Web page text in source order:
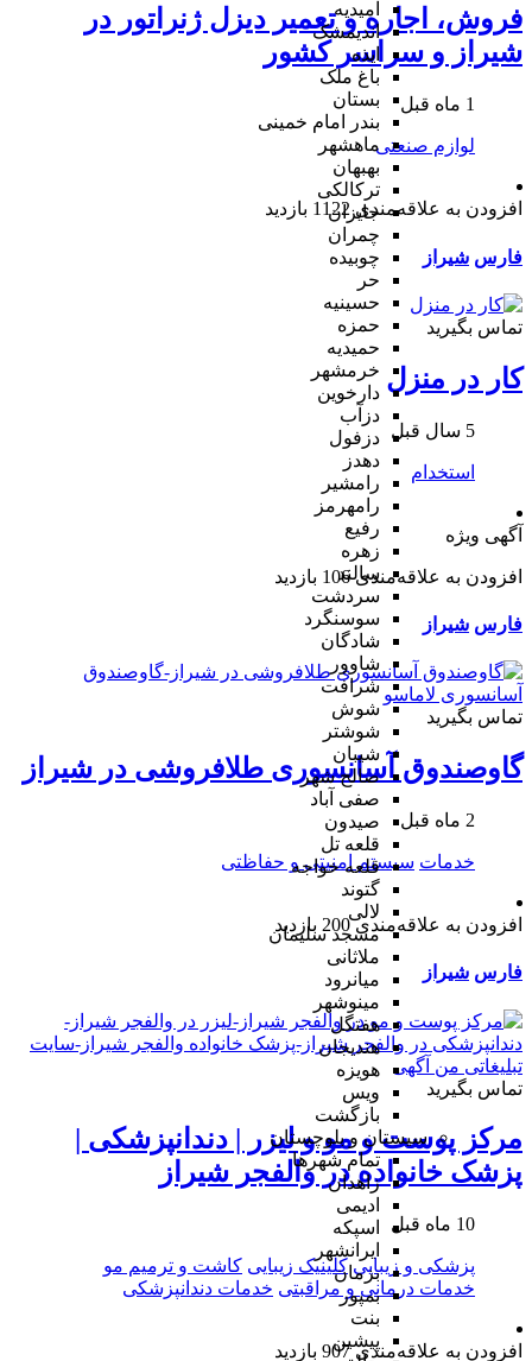
امیدیه
اندیمشک
ایذه
باغ ملک
بستان
بندر امام خمینی
ماهشهر
بهبهان
ترکالکی
جایزان
چمران
چوبیده
حر
حسینیه
حمزه
حمیدیه
خرمشهر
دارخوین
دزآب
دزفول
دهدز
رامشیر
رامهرمز
رفیع
زهره
سالند
سردشت
سوسنگرد
شادگان
شاوور
شرافت
شوش
شوشتر
شیبان
صالح شهر
صفی آباد
صیدون
قلعه تل
قلعه خواجه
گتوند
لالی
مسجد سلیمان
ملاثانی
میانرود
مینوشهر
هفتگل
هندیجان
هویزه
ویس
بازگشت
سیستان و بلوچستان
تمام شهر‌ها
زاهدان
ادیمی
اسپکه
ایرانشهر
بزمان
بمپور
بنت
پیشین
فروش، اجاره و تعمیر دیزل ژنراتور در
شیراز و سراسر کشور
1 ماه قبل
لوازم صنعتی
افزودن به علاقه‌مندی 1122 بازدید
فارس شیراز
تماس بگیرید
کار در منزل
5 سال قبل
استخدام
آگهی ویژه
افزودن به علاقه‌مندی 106 بازدید
فارس شیراز
تماس بگیرید
گاوصندوق آسانسوری طلافروشی در شیراز
2 ماه قبل
خدمات سیستم امنیتی و حفاظتی
افزودن به علاقه‌مندی 200 بازدید
فارس شیراز
تماس بگیرید
مرکز پوست و مو و لیزر | دندانپزشکی |
پزشک خانواده در والفجر شیراز
10 ماه قبل
پزشکی و زیبایی کلینیک زیبایی کاشت و ترمیم مو
خدمات درمانی و مراقبتی خدمات دندانپزشکی
افزودن به علاقه‌مندی 907 بازدید